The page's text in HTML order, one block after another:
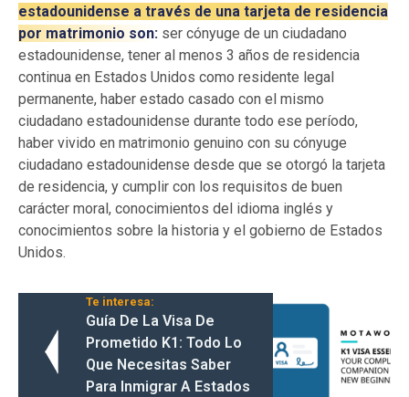
estadounidense a través de una tarjeta de residencia
por matrimonio son: ser cónyuge de un ciudadano
estadounidense, tener al menos 3 años de residencia
continua en Estados Unidos como residente legal
permanente, haber estado casado con el mismo
ciudadano estadounidense durante todo ese período,
haber vivido en matrimonio genuino con su cónyuge
ciudadano estadounidense desde que se otorgó la tarjeta
de residencia, y cumplir con los requisitos de buen
carácter moral, conocimientos del idioma inglés y
conocimientos sobre la historia y el gobierno de Estados
Unidos.
Te interesa:
Guía De La Visa De
Prometido K1: Todo Lo
Que Necesitas Saber
Para Inmigrar A Estados